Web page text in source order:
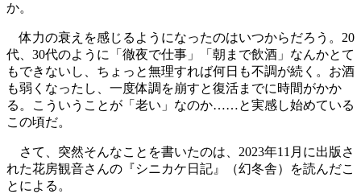
か。
体力の衰えを感じるようになったのはいつからだろう。20
代、30代のように「徹夜で仕事」「朝まで飲酒」なんかとて
もできないし、ちょっと無理すれば何日も不調が続く。お酒
も弱くなったし、一度体調を崩すと復活までに時間がかか
る。こういうことが「老い」なのか……と実感し始めている
この頃だ。
さて、突然そんなことを書いたのは、2023年11月に出版さ
れた花房観音さんの『シニカケ日記』（幻冬舎）を読んだこ
とによる。